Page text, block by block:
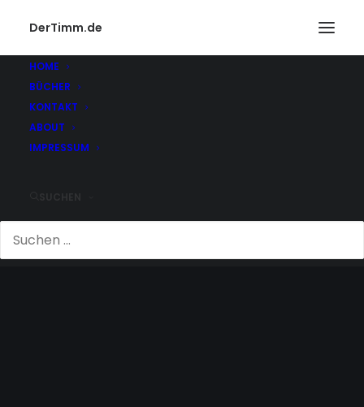
DerTimm.de
HOME
BÜCHER
KONTAKT
ABOUT
IMPRESSUM